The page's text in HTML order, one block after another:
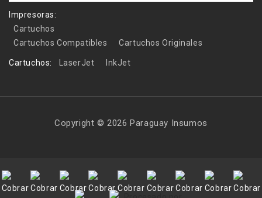
Impresoras:
Cartuchos
Cartuchos Compatibles
Cartuchos Originales
Cartuchos: LaserJet InkJet
Copyright © 2026 Paraguay Insumos